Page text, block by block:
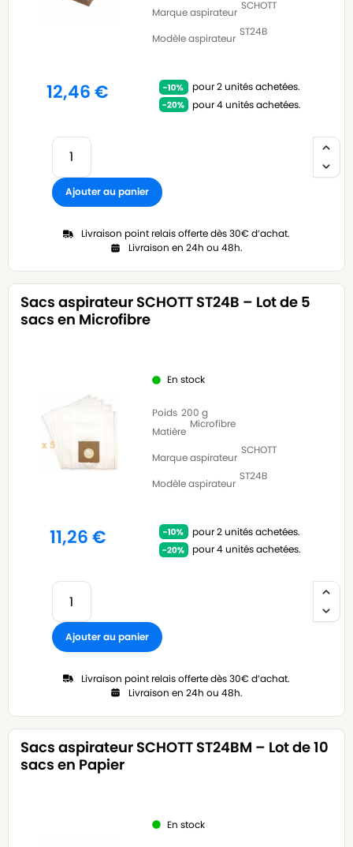
Marque aspirateur
SCHOTT
Modèle aspirateur
ST24B
12,46€
pour 2 unités achetées.
pour 4 unités achetées.
Ajouter au panier
Livraison point relais offerte dès 30€ d’achat.
Livraison en 24h ou 48h.
Sacs aspirateur SCHOTT ST24B – Lot de 5
sacs en Microfibre
En stock
Poids 200 g
Matière
Microfibre
Marque aspirateur
SCHOTT
Modèle aspirateur
ST24B
11,26€
pour 2 unités achetées.
pour 4 unités achetées.
Ajouter au panier
Livraison point relais offerte dès 30€ d’achat.
Livraison en 24h ou 48h.
Sacs aspirateur SCHOTT ST24BM – Lot de 10
sacs en Papier
En stock